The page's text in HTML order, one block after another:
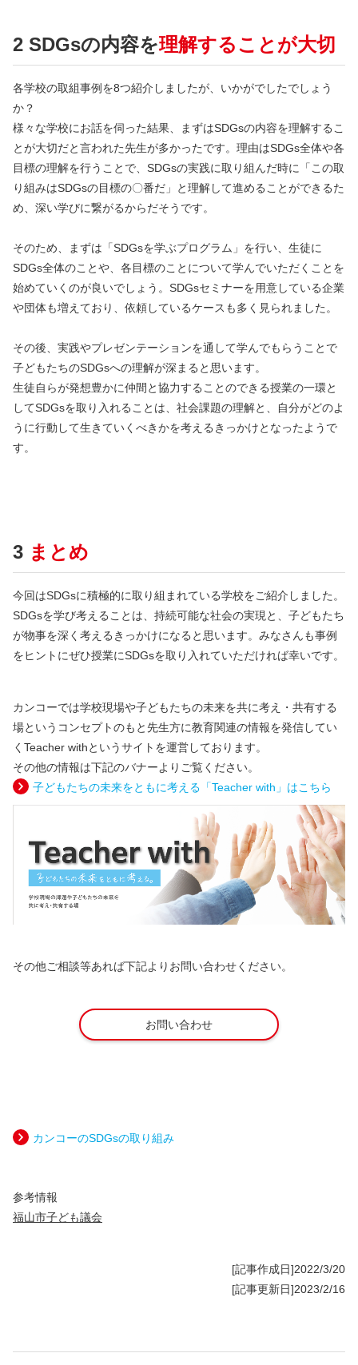
2 SDGsの内容を理解することが大切
各学校の取組事例を8つ紹介しましたが、いかがでしたでしょう
か？
様々な学校にお話を伺った結果、まずはSDGsの内容を理解するこ
とが大切だと言われた先生が多かったです。理由はSDGs全体や各
目標の理解を行うことで、SDGsの実践に取り組んだ時に「この取
り組みはSDGsの目標の〇番だ」と理解して進めることができるた
め、深い学びに繋がるからだそうです。
そのため、まずは「SDGsを学ぶプログラム」を行い、生徒に
SDGs全体のことや、各目標のことについて学んでいただくことを
始めていくのが良いでしょう。SDGsセミナーを用意している企業
や団体も増えており、依頼しているケースも多く見られました。
その後、実践やプレゼンテーションを通して学んでもらうことで
子どもたちのSDGsへの理解が深まると思います。
生徒自らが発想豊かに仲間と協力することのできる授業の一環と
してSDGsを取り入れることは、社会課題の理解と、自分がどのよ
うに行動して生きていくべきかを考えるきっかけとなったようで
す。
3 まとめ
今回はSDGsに積極的に取り組まれている学校をご紹介しました。
SDGsを学び考えることは、持続可能な社会の実現と、子どもたち
が物事を深く考えるきっかけになると思います。みなさんも事例
をヒントにぜひ授業にSDGsを取り入れていただければ幸いです。
カンコーでは学校現場や子どもたちの未来を共に考え・共有する
場というコンセプトのもと先生方に教育関連の情報を発信してい
くTeacher withというサイトを運営しております。
その他の情報は下記のバナーよりご覧ください。
子どもたちの未来をともに考える「Teacher with」はこちら
その他ご相談等あれば下記よりお問い合わせください。
お問い合わせ
カンコーのSDGsの取り組み
参考情報
福山市子ども議会
[記事作成日]2022/3/20
[記事更新日]2023/2/16